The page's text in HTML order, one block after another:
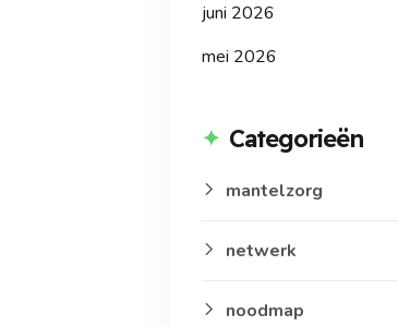
juni 2026
mei 2026
Categorieën
mantelzorg
netwerk
noodmap